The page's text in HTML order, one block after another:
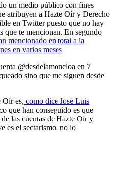
un medio público con fines
atribuyen a Hazte Oír y Derecho
en Twitter puesto que no hay
que te mencionan. En segundo
mencionado en total a la
en varios meses
@desdelamoncloa en 7
sino que me siguen desde
Oír es, como dice José Luis
que han conseguido es que
las cuentas de Hazte Oír y
es el sectarismo, no lo